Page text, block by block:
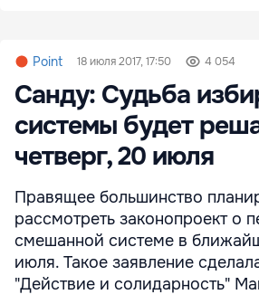
Point 18 июля 2017, 17:50 4 054
Санду: Судьба
системы будет
четверг, 20 июля
Правящее большинство
рассмотреть законопроект о
смешанной системе в
июля. Такое заявление
"Действие и солидарность"